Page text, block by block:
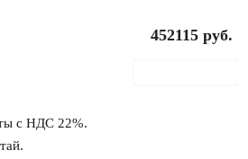
452115 руб.
с НДС 22%.